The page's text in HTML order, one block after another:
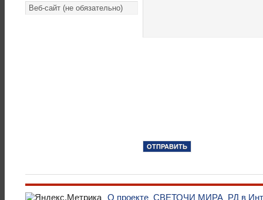
О проекте СВЕТОЧИ МИРА РД в